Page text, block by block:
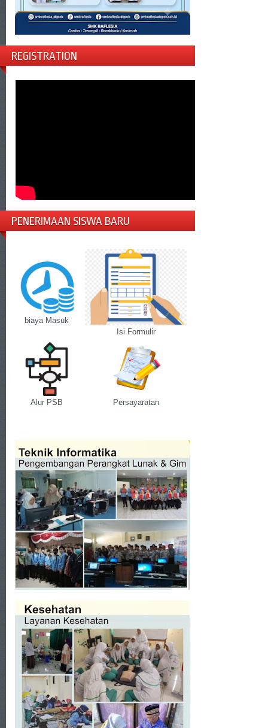
REGISTRATION
PENERIMAAN SISWA BARU
biaya Masuk
Isi Formulir
Alur PSB Persayaratan